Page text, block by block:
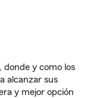
donde y como los
alcanzar sus
y mejor opción